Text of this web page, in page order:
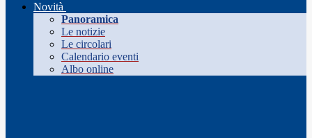
Novità
Panoramica
Le notizie
Le circolari
Calendario eventi
Albo online